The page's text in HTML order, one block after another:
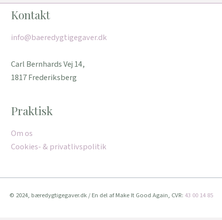
Kontakt
info@baeredygtigegaver.dk
Carl Bernhards Vej 14,
1817 Frederiksberg
Praktisk
Om os
Cookies- & privatlivspolitik
© 2024, bæredygtigegaver.dk / En del af Make It Good Again, CVR: 43 00 14 85